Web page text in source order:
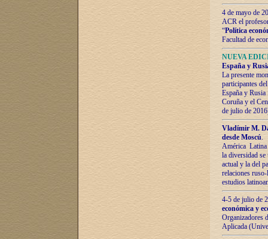
4 de mayo de
ACR el
“Política
Facultad de
NUEVA
España y
La presente
participantes
España y
Coruña y el
de julio de
Vladímir М.
desde Moscú.
América Latina
la diversidad
actual у lа del
relaciones
estudios
4-5 de julio de
económica y
Organizadores
Aplicada